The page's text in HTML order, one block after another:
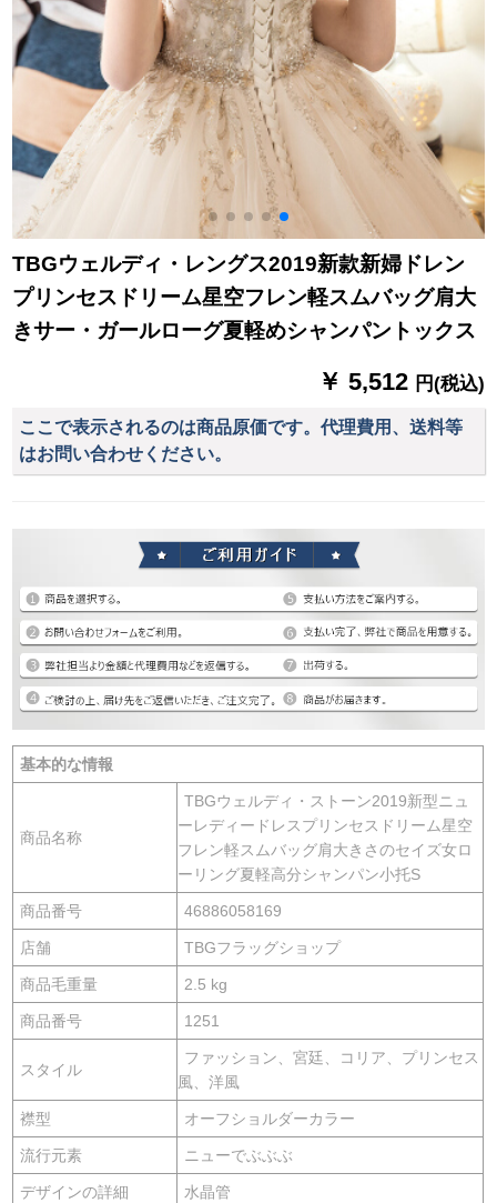
TBGウェルディ・レングス2019新款新婦ドレン
プリンセスドリーム星空フレン軽スムバッグ肩大
きサー・ガールローグ夏軽めシャンパントックス
￥ 5,512 円(税込)
ここで表示されるのは商品原価です。代理費用、送料等
はお問い合わせください。
基本的な情報
商品名称
TBGウェルディ・ストーン2019新型ニュ
ーレディードレスプリンセスドリーム星空
フレン軽スムバッグ肩大きさのセイズ女ロ
ーリング夏軽高分シャンパン小托S
商品番号 46886058169
店舗 TBGフラッグショップ
商品毛重量 2.5 kg
商品番号 1251
スタイル
ファッション、宮廷、コリア、プリンセス
風、洋風
襟型 オーフショルダーカラー
流行元素 ニューでぶぶぶ
デザインの詳細 水晶管